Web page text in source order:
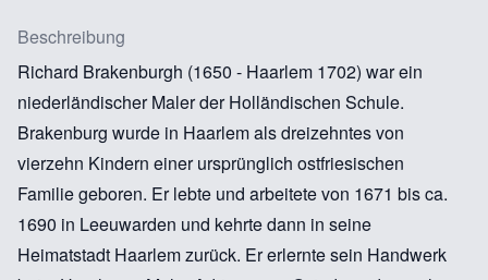
Beschreibung
Richard Brakenburgh (1650 - Haarlem 1702) war ein
niederländischer Maler der Holländischen Schule.
Brakenburg wurde in Haarlem als dreizehntes von
vierzehn Kindern einer ursprünglich ostfriesischen
Familie geboren. Er lebte und arbeitete von 1671 bis ca.
1690 in Leeuwarden und kehrte dann in seine
Heimatstadt Haarlem zurück. Er erlernte sein Handwerk